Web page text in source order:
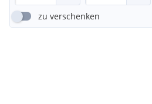
zu verschenken